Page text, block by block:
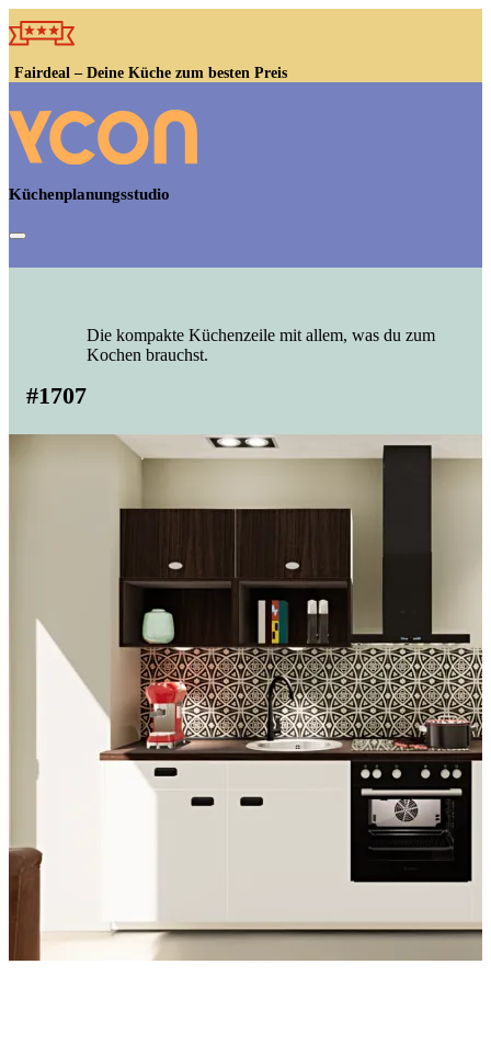
Fairdeal – Deine Küche zum besten Preis
Küchenplanungsstudio
Küchenangebote
Unsere Styles
Deine Vorteile
Service & Hilfe
#1707
Die kompakte Küchenzeile mit allem, was du zum
Kochen brauchst.